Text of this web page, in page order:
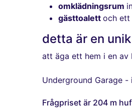
omklädningsrum
gästtoalett och ett
detta är en
att äga ett hem i en av
Underground Garage -
Frågpriset är 204 m